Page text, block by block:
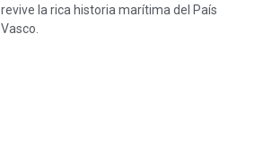
revive la rica historia marítima del País
Vasco.